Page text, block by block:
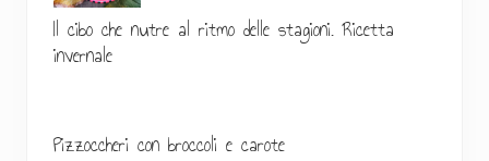
Il cibo che nutre al ritmo delle stagioni. Ricetta
invernale
Pizzoccheri con broccoli e carote